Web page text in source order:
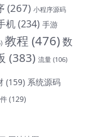
(267) 小程序源码
机(234) 手游
教程 (476)数
(383) 流量 (106)
(159) 系统源码
(129)